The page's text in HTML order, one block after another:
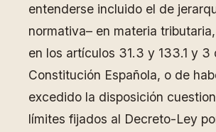
entenderse incluido el de
normativa– en materia
en los artículos 31.3 y 133.1 y 3
Constitución Española, o de
excedido la disposición
límites fijados al Decreto-Ley